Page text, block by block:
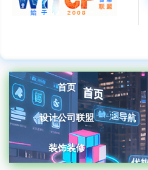
首页
设计公司联盟
装饰装修